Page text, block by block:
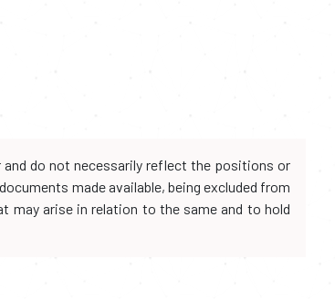
do not necessarily reflect the positions or
made available, being excluded from
may arise in relation to the same and to hold